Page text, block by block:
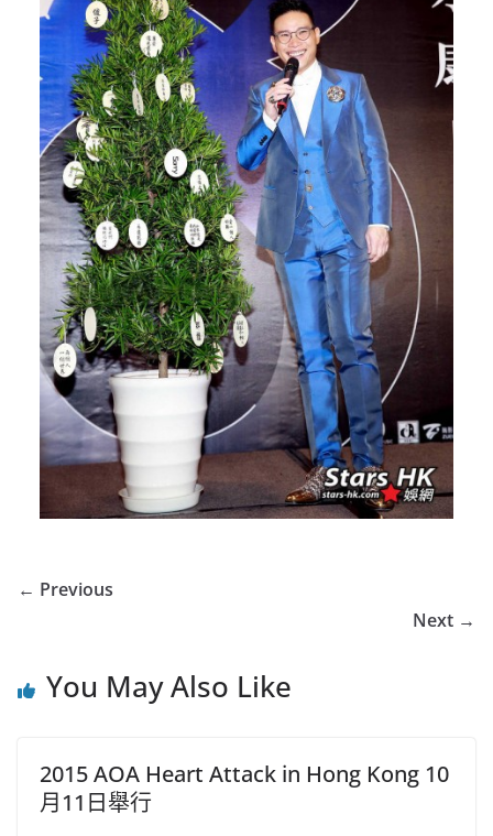
← Previous
Next →
You May Also Like
2015 AOA Heart Attack in Hong Kong 10
月11日舉行